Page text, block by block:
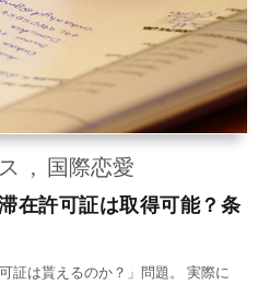
国際恋愛
在許可証は取得可能？条
証は貰えるのか？」問題。 実際に